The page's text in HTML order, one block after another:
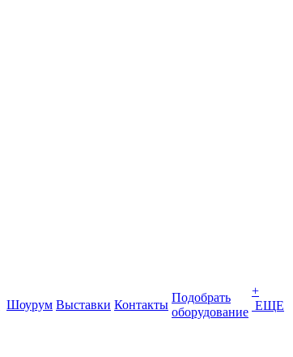
Шоурум Выставки Контакты
Подобрать
оборудование
+
ЕЩЕ